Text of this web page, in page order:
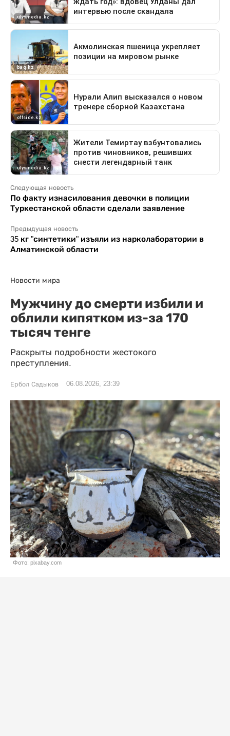
Следующая новость
По факту изнасилования девочки в полиции
Туркестанской области сделали заявление
Предыдущая новость
35 кг "синтетики" изъяли из нарколаборатории в
Алматинской области
Новости мира
Мужчину до смерти избили и
облили кипятком из-за 170
тысяч тенге
Раскрыты подробности жестокого
преступления.
Ербол Садыков 06.08.2026, 23:39
Фото: pixabay.com